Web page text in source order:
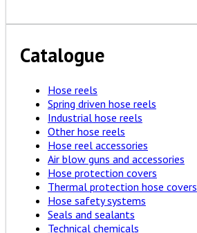
Catalogue
Hose reels
Spring driven hose reels
Industrial hose reels
Other hose reels
Hose reel accessories
Air blow guns and accessories
Hose protection covers
Thermal protection hose covers
Hose safety systems
Seals and sealants
Technical chemicals